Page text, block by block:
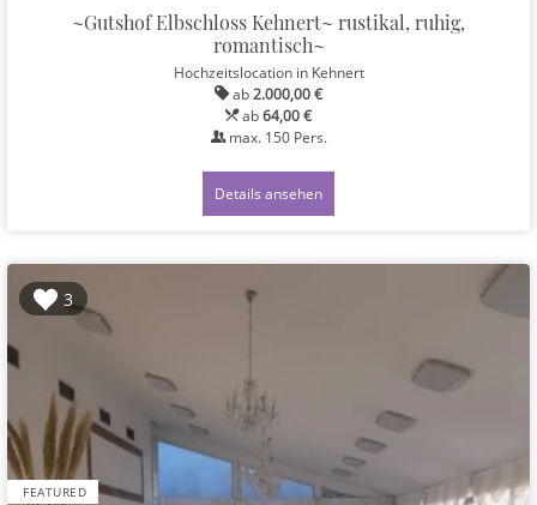
~Gutshof Elbschloss Kehnert~ rustikal, ruhig,
romantisch~
Hochzeitslocation in Kehnert
ab2.000,00 €
ab64,00 €
max. 150Pers.
Details ansehen
3
FEATURED